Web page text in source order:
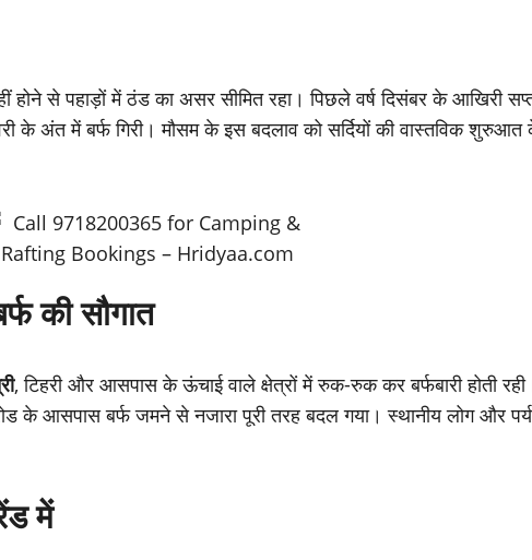
होने से पहाड़ों में ठंड का असर सीमित रहा। पिछले वर्ष दिसंबर के आखिरी
के अंत में बर्फ गिरी। मौसम के इस बदलाव को सर्दियों की वास्तविक
की सौगात
, टिहरी और आसपास के ऊंचाई वाले क्षेत्रों में रुक-रुक कर बर्फबारी होती
के आसपास बर्फ जमने से नजारा पूरी तरह बदल गया। स्थानीय लोग और
में